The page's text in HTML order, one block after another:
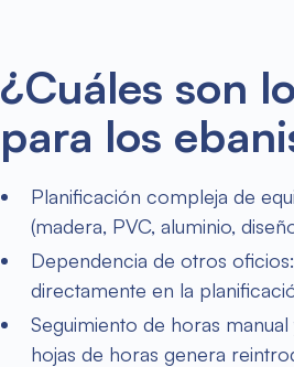
¿Cuáles son
para los
Planificación compleja de
(madera, PVC, aluminio,
Dependencia de otros
directamente en la
Seguimiento de horas
hojas de horas genera